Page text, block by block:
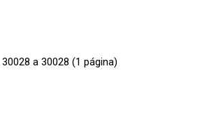
a 30028 (1 página)